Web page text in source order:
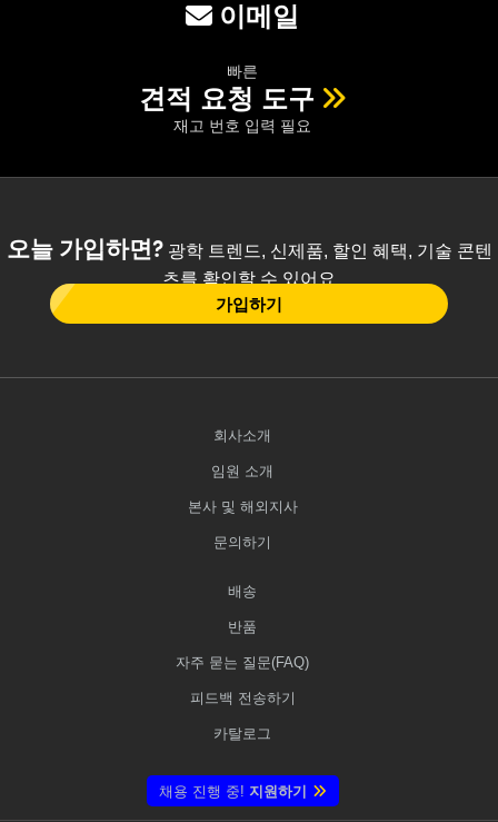
이메일
빠른
견적 요청 도구
재고 번호 입력 필요
오늘 가입하면?광학 트렌드, 신제품, 할인 혜택, 기술 콘텐
츠를 확인할 수 있어요
가입하기
회사소개
임원 소개
본사 및 해외지사
문의하기
배송
반품
자주 묻는 질문(FAQ)
피드백 전송하기
카탈로그
채용 진행 중! 지원하기